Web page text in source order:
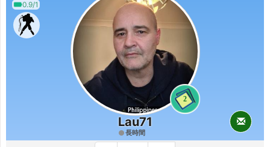
0.9/1
2
Lau71
長時間